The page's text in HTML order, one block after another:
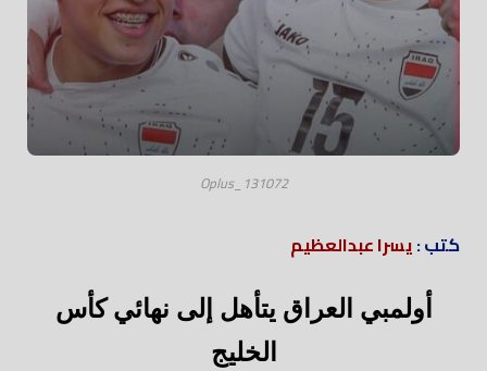
Oplus_131072
كتب :يسرا عبدالعظيم
أولمبي العراق يتأهل إلى نهائي كأس
الخليج